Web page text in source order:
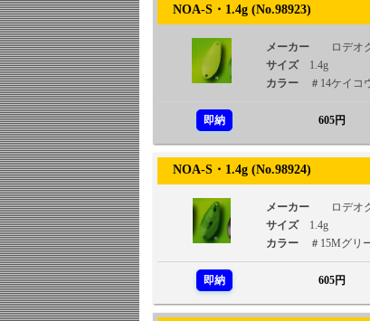
NOA-S・1.4g (No.98923)
メーカー
ロデオ
サイズ
1.4g
カラー
＃14ケイコ
即納 605円
NOA-S・1.4g (No.98924)
メーカー
ロデオ
サイズ
1.4g
カラー
＃15Mグリ
即納 605円